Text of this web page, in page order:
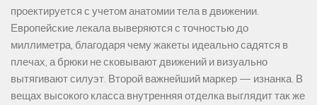
проектируется с учетом анатомии тела в движении.
Европейские лекала выверяются с точностью до
миллиметра, благодаря чему жакеты идеально садятся в
плечах, а брюки не сковывают движений и визуально
вытягивают силуэт. Второй важнейший маркер — изнанка. В
вещах высокого класса внутренняя отделка выглядит так же